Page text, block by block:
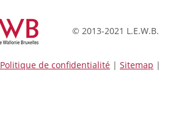
© 2013-2021 L.E.W.B.
Politique de confidentialité | Sitemap |